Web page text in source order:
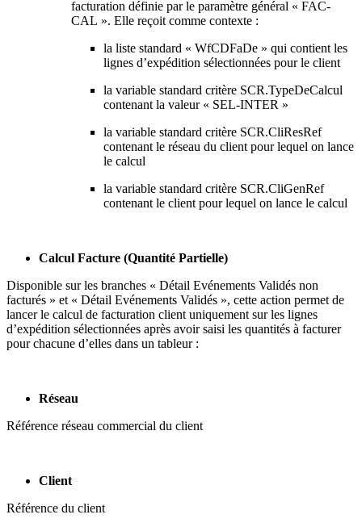
facturation définie par le paramètre général « FAC-
CAL ». Elle reçoit comme contexte :
la liste standard « WfCDFaDe » qui contient les
lignes d’expédition sélectionnées pour le client
la variable standard critère SCR.TypeDeCalcul
contenant la valeur « SEL-INTER »
la variable standard critère SCR.CliResRef
contenant le réseau du client pour lequel on lance
le calcul
la variable standard critère SCR.CliGenRef
contenant le client pour lequel on lance le calcul
Calcul Facture (Quantité Partielle)
Disponible sur les branches « Détail Evénements Validés non
facturés » et « Détail Evénements Validés », cette action permet de
lancer le calcul de facturation client uniquement sur les lignes
d’expédition sélectionnées après avoir saisi les quantités à facturer
pour chacune d’elles dans un tableur :
Réseau
Référence réseau commercial du client
Client
Référence du client